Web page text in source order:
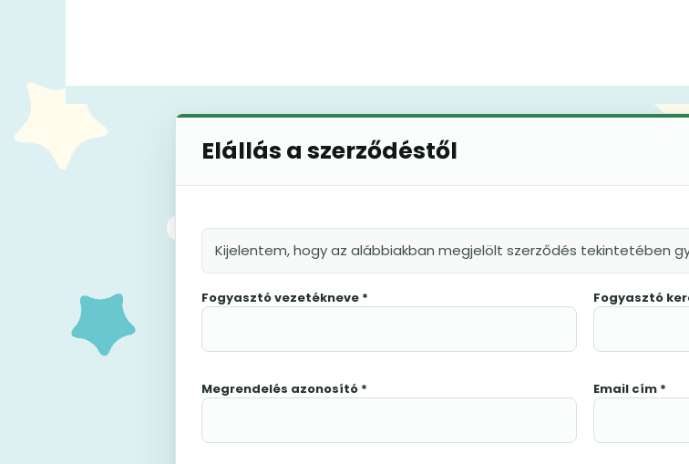
Elállás a szerződéstől
Kijelentem, hogy az alábbiakban megjelölt szerződés tekintetében
Fogyasztó vezetékneve * Fogyasztó
Megrendelés azonosító * Email cím *